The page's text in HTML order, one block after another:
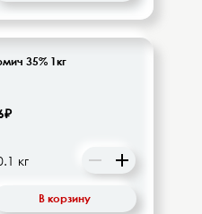
35% 1кг
В корзину